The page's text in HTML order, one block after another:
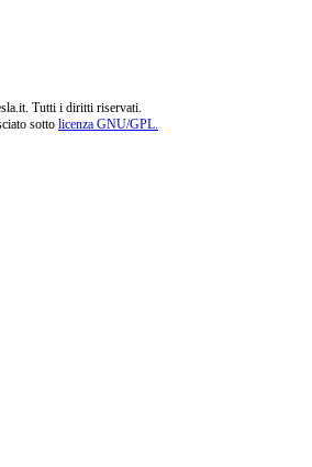
Tutti i diritti riservati.
sotto licenza GNU/GPL.